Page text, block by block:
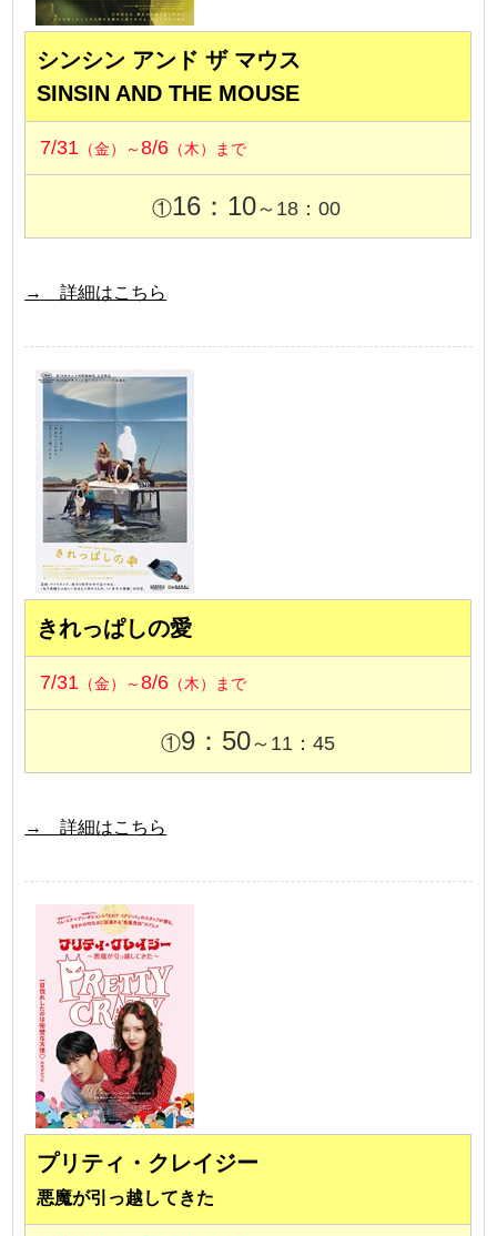
シンシン アンド ザ マウス
SINSIN AND THE MOUSE
7/31 （金）～8/6 （木）まで
①16：10～18：00
→ 詳細はこちら
きれっぱしの愛
7/31 （金）～8/6 （木）まで
①9：50～11：45
→ 詳細はこちら
プリティ・クレイジー
悪魔が引っ越してきた